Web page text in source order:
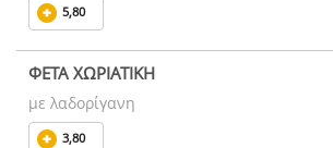
5,80
ΦΕΤΑ ΧΩΡΙΑΤΙΚΗ
με λαδορίγανη
3,80